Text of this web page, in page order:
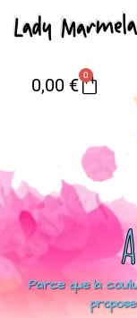
0,00 € 0
Parce que la